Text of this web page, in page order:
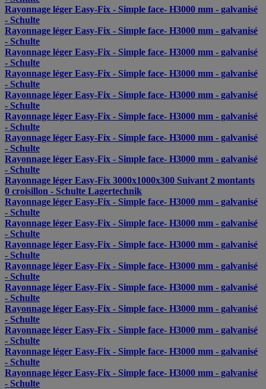
Rayonnage léger Easy-Fix - Simple face- H3000 mm - galvanisé
- Schulte
Rayonnage léger Easy-Fix - Simple face- H3000 mm - galvanisé
- Schulte
Rayonnage léger Easy-Fix - Simple face- H3000 mm - galvanisé
- Schulte
Rayonnage léger Easy-Fix - Simple face- H3000 mm - galvanisé
- Schulte
Rayonnage léger Easy-Fix - Simple face- H3000 mm - galvanisé
- Schulte
Rayonnage léger Easy-Fix - Simple face- H3000 mm - galvanisé
- Schulte
Rayonnage léger Easy-Fix - Simple face- H3000 mm - galvanisé
- Schulte
Rayonnage léger Easy-Fix - Simple face- H3000 mm - galvanisé
- Schulte
Rayonnage léger Easy-Fix 3000x1000x300 Suivant 2 montants
0 croisillon - Schulte Lagertechnik
Rayonnage léger Easy-Fix - Simple face- H3000 mm - galvanisé
- Schulte
Rayonnage léger Easy-Fix - Simple face- H3000 mm - galvanisé
- Schulte
Rayonnage léger Easy-Fix - Simple face- H3000 mm - galvanisé
- Schulte
Rayonnage léger Easy-Fix - Simple face- H3000 mm - galvanisé
- Schulte
Rayonnage léger Easy-Fix - Simple face- H3000 mm - galvanisé
- Schulte
Rayonnage léger Easy-Fix - Simple face- H3000 mm - galvanisé
- Schulte
Rayonnage léger Easy-Fix - Simple face- H3000 mm - galvanisé
- Schulte
Rayonnage léger Easy-Fix - Simple face- H3000 mm - galvanisé
- Schulte
Rayonnage léger Easy-Fix - Simple face- H3000 mm - galvanisé
- Schulte